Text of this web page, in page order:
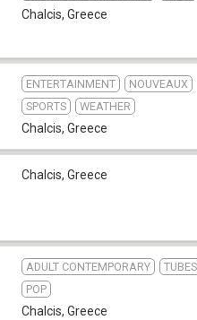
Chalcis, Greece
ENTERTAINMENT
NOUVEAUX
SPORTS
WEATHER
Chalcis, Greece
Chalcis, Greece
ADULT CONTEMPORARY
TUBES
POP
Chalcis, Greece